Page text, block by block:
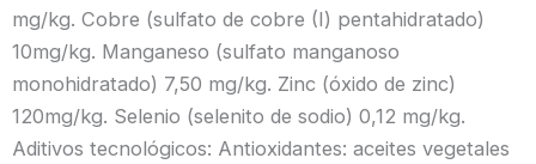
mg/kg. Cobre (sulfato de cobre (I) pentahidratado)
10mg/kg. Manganeso (sulfato manganoso
monohidratado) 7,50 mg/kg. Zinc (óxido de zinc)
120mg/kg. Selenio (selenito de sodio) 0,12 mg/kg.
Aditivos tecnológicos: Antioxidantes: aceites vegetales